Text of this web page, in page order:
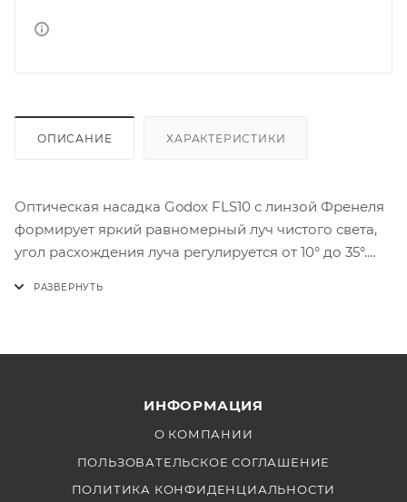
ОПИСАНИЕ ХАРАКТЕРИСТИКИ
Оптическая насадка Godox FLS10 с линзой Френеля
формирует яркий равномерный луч чистого света,
угол расхождения луча регулируется от 10° до 35°.
Совместимость: Knowled M600D, VL и др.
светодиодными осветителями
Регулировка угла рассеивания: 10°-35°
ИНФОРМАЦИЯ
О КОМПАНИИ
ПОЛЬЗОВАТЕЛЬСКОЕ СОГЛАШЕНИЕ
ПОЛИТИКА КОНФИДЕНЦИАЛЬНОСТИ